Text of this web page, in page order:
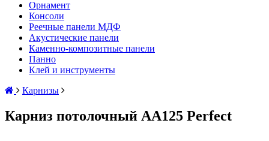
Орнамент
Консоли
Реечные панели МДФ
Акустические панели
Каменно-композитные панели
Панно
Клей и инструменты
Карнизы
Карниз потолочный AA125 Perfect